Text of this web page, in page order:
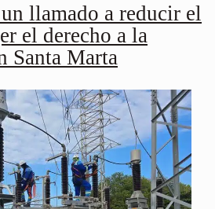
llamado a reducir el
el derecho a la
Santa Marta